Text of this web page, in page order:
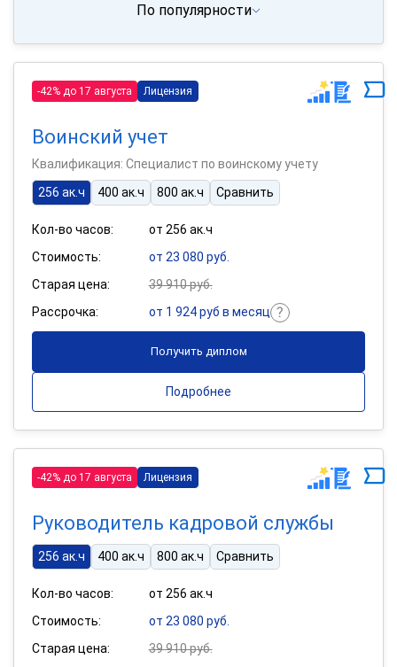
По популярности
-42% до 17 августа Лицензия
Воинский учет
Квалификация: Специалист по воинскому учету
256 ак.ч
400 ак.ч 800 ак.ч Сравнить
Кол-во часов:
от 256 ак.ч
Стоимость:
от 23 080 руб.
Старая цена:
39 910 руб.
Рассрочка:
от 1 924 руб в месяц
Получить диплом
Подробнее
-42% до 17 августа Лицензия
Руководитель кадровой службы
256 ак.ч 400 ак.ч 800 ак.ч Сравнить
Кол-во часов:
от 256 ак.ч
Стоимость:
от 23 080 руб.
Старая цена:
39 910 руб.